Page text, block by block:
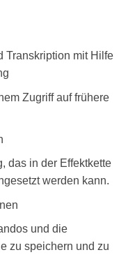
Transkription mit Hilfe
Zugriff auf frühere
das in der Effektkette
werden kann.
und die
zu speichern und zu